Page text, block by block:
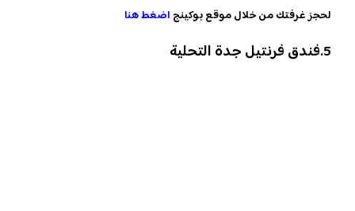
لحجز غرفتك من خلال موقع بوكينج اضغط هنا
5.فندق فرنتيل جدة التحلية